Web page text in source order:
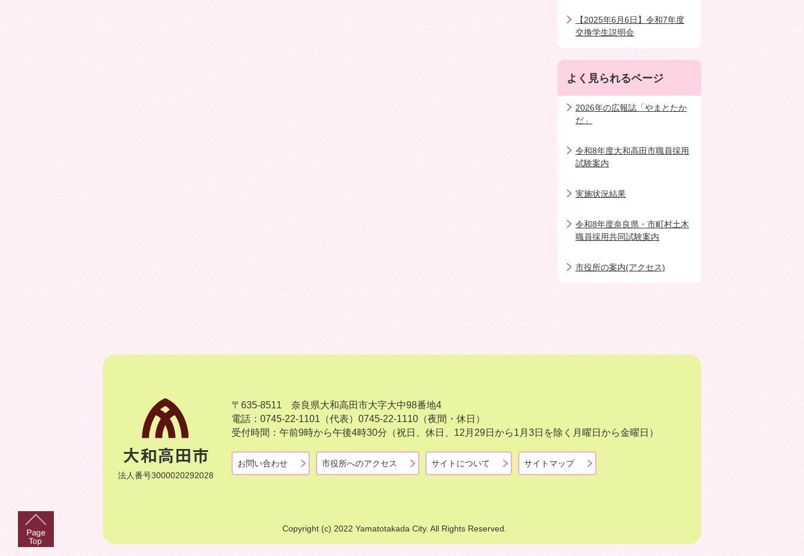
【2025年6月6日】令和7年度
交換学生説明会
よく見られるページ
2026年の広報誌「やまとたか
だ」
令和8年度大和高田市職員採用
試験案内
実施状況結果
令和8年度奈良県・市町村土木
職員採用共同試験案内
市役所の案内(アクセス)
法人番号3000020292028
〒635-8511 奈良県大和高田市大字大中98番地4
電話：0745-22-1101（代表） 0745-22-1110（夜間・休日）
受付時間：午前9時から午後4時30分（祝日、休日、12月29日から1月3日を除く月曜日から金曜日）
お問い合わせ 市役所へのアクセス サイトについて サイトマップ
Copyright (c) 2022 Yamatotakada City. All Rights Reserved.